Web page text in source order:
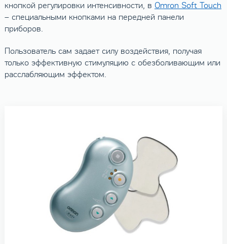
кнопкой регулировки интенсивности, в Omron Soft Touch
– специальными кнопками на передней панели
приборов.
Пользователь сам задает силу воздействия, получая
только эффективную стимуляцию с обезболивающим или
расслабляющим эффектом.